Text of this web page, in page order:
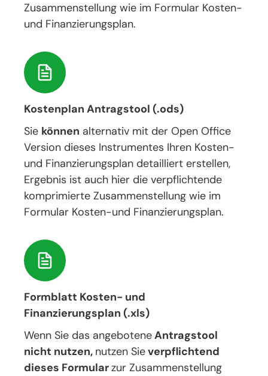
Zusammenstellung wie im Formular Kosten-
und Finanzierungsplan.
Kostenplan Antragstool (.ods)
Sie können alternativ mit der Open Office
Version dieses Instrumentes Ihren Kosten-
und Finanzierungsplan detailliert erstellen,
Ergebnis ist auch hier die verpflichtende
komprimierte Zusammenstellung wie im
Formular Kosten-und Finanzierungsplan.
Formblatt Kosten- und
Finanzierungsplan (.xls)
Wenn Sie das angeboteneAntragstool
nicht nutzen, nutzen Sieverpflichtend
dieses Formularzur Zusammenstellung